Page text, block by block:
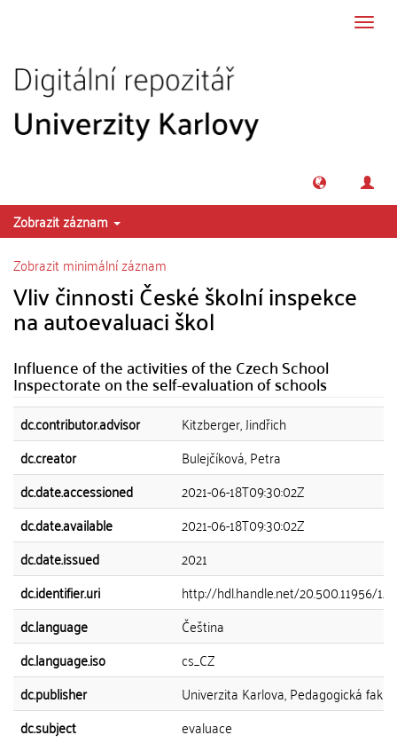
Zobrazit záznam
Zobrazit minimální záznam
Vliv činnosti České školní inspekce
na autoevaluaci škol
Influence of the activities of the Czech School
Inspectorate on the self-evaluation of schools
dc.contributor.advisor
Kitzberger, Jindřich
dc.creator
Bulejčíková, Petra
dc.date.accessioned
2021-06-18T09:30:02Z
dc.date.available
2021-06-18T09:30:02Z
dc.date.issued
2021
dc.identifier.uri
http://hdl.handle.net/20.500.11956/
dc.language
Čeština
dc.language.iso
cs_CZ
dc.publisher
Univerzita Karlova, Pedagogická
dc.subject
evaluace